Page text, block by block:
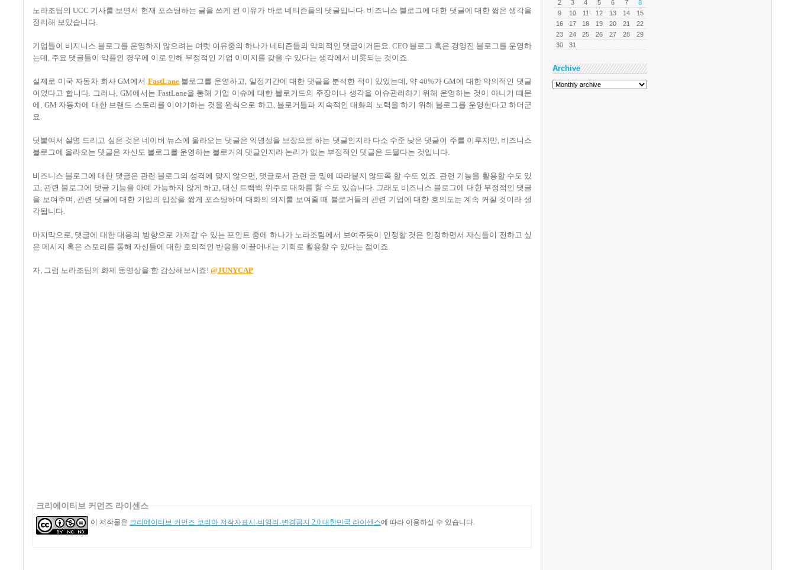
노라조팀의 UCC 기사를 보면서 현재 포스팅하는 글을 쓰게 된 이유가 바로 네티즌들의 댓글입니다. 비즈니스 블로그에 대한 댓글에 대한 짧은 생각을
정리해 보았습니다.
기업들이 비지니스 블로그를 운영하지 않으려는 여럿 이유중의 하나가 네티즌들의 악의적인 댓글이거든요. CEO 블로그 혹은 경영진 블로그를 운영하
는데, 주요 댓글들이 악플인 경우에 이로 인해 부정적인 기업 이미지를 갖을 수 있다는 생각에서 비롯되는 것이죠.
실제로 미국 자동차 회사 GM에서 FastLane블로그를 운영하고, 일정기간에 대한 댓글을 분석한 적이 있었는데, 약 40%가 GM에 대한 악의적인 댓글
이였다고 합니다. 그러나, GM에서는 FastLane을 통해 기업 이슈에 대한 블로거드의 주장이나 생각을 이슈관리하기 위해 운영하는 것이 아니기 때문
에, GM 자동차에 대한 브랜드 스토리를 이야기하는 것을 원칙으로 하고, 블로거들과 지속적인 대화의 노력을 하기 위해 블로그를 운영한다고 하더군
요.
덧붙여서 설명 드리고 싶은 것은 네이버 뉴스에 올라오는 댓글은 익명성을 보장으로 하는 댓글인지라 다소 수준 낮은 댓글이 주를 이루지만, 비즈니스
블로그에 올라오는 댓글은 자신도 블로그를 운영하는 블로거의 댓글인지라 논리가 없는 부정적인 댓글은 드물다는 것입니다.
비즈니스 블로그에 대한 댓글은 관련 블로그의 성격에 맞지 않으면, 댓글로서 관련 글 밑에 따라붙지 않도록 할 수도 있죠. 관련 기능을 활용할 수도 있
고, 관련 블로그에 댓글 기능을 아예 가능하지 않게 하고, 대신 트랙백 위주로 대화를 할 수도 있습니다. 그래도 비즈니스 블로그에 대한 부정적인 댓글
을 보여주며, 관련 댓글에 대한 기업의 입장을 짧게 포스팅하며 대화의 의지를 보여줄 때 블로거들의 관련 기업에 대한 호의도는 계속 커질 것이라 생
각됩니다.
마지막으로, 댓글에 대한 대응의 방향으로 가져갈 수 있는 포인트 중에 하나가 노라조팀에서 보여주듯이 인정할 것은 인정하면서 자신들이 전하고 싶
은 메시지 혹은 스토리를 통해 자신들에 대한 호의적인 반응을 이끌어내는 기회로 활용할 수 있다는 점이죠.
자, 그럼 노라조팀의 화제 동영상을 함 감상해보시죠! @JUNYCAP
크리에이티브 커먼즈 라이센스
이 저작물은 크리에이티브 커먼즈 코리아 저작자표시-비영리-변경금지 2.0 대한민국 라이센스에 따라 이용하실 수 있습니다.
2
3 4 5 6 7
8
9
10 11 12 13 14
15
16
17 18 19 20 21
22
23
24 25 26 27 28
29
30
31
Archive